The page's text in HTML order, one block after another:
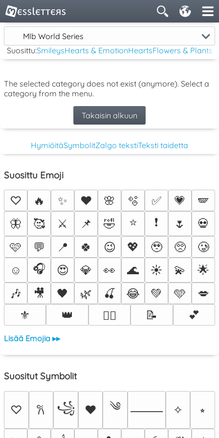
Mlb World Series
Suosittu:SmileysHearts & EmotionHeartsFlowers & Plants
The selected category does not exist (anymore). Select a
category from the menu.
Takaisin alkuun
HymiöitäSymbolitZalgo tekstiTeksti taidetta
Suosittu Emoji
♡ 🔥 ✨ ❤️ 🌸 🫧 ✅ 💗
🪽
🦋
🥰 ⚔️ 📌 🤣 ⭐ ❗ 🌷
💀
🩷
💬 📍 🍀 😉 💖 🥹 🥺
🥲
☺️
🎧 😍 💎 👀 🌊 ☀️ 💫
🌟
🎶
🎥 🖤 🌿 🍒 😂 💚 🩵
💋
⚜️
👑 ❤️‍🔥 📝 💕
Lisää Emojia ▸▸
Suositut Symbolit
♡ 𐙚 ꧁ ♥ ༄ ⸻ ✧ ⭒